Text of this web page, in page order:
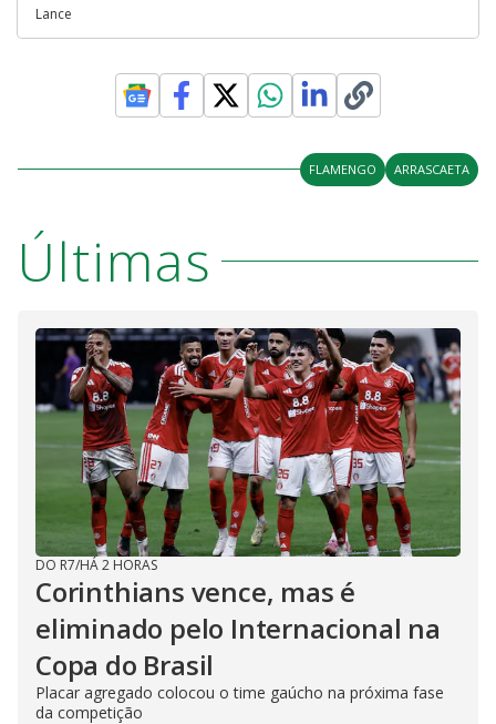
Lance
FLAMENGO ARRASCAETA
Últimas
DO R7/HÁ 2 HORAS
Corinthians vence, mas é
eliminado pelo Internacional na
Copa do Brasil
Placar agregado colocou o time gaúcho na próxima fase
da competição